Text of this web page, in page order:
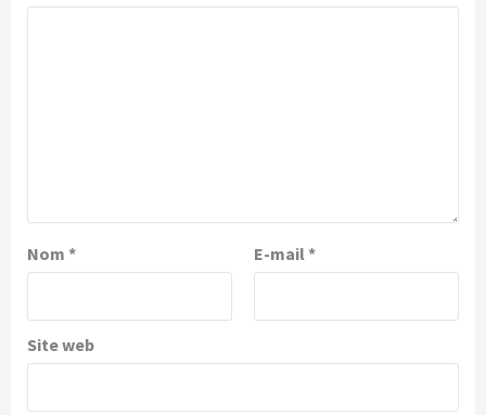
Nom * E-mail *
Site web